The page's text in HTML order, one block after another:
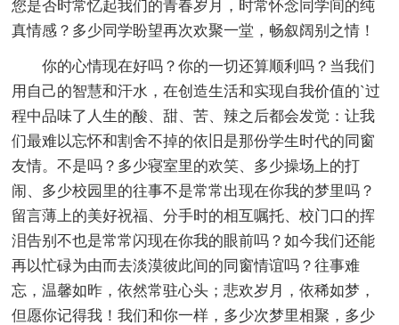
您是否时常忆起我们的青春岁月，时常怀念同学间的纯
真情感？多少同学盼望再次欢聚一堂，畅叙阔别之情！
你的心情现在好吗？你的一切还算顺利吗？当我们
用自己的智慧和汗水，在创造生活和实现自我价值的`过
程中品味了人生的酸、甜、苦、辣之后都会发觉：让我
们最难以忘怀和割舍不掉的依旧是那份学生时代的同窗
友情。不是吗？多少寝室里的欢笑、多少操场上的打
闹、多少校园里的往事不是常常出现在你我的梦里吗？
留言薄上的美好祝福、分手时的相互嘱托、校门口的挥
泪告别不也是常常闪现在你我的眼前吗？如今我们还能
再以忙碌为由而去淡漠彼此间的同窗情谊吗？往事难
忘，温馨如昨，依然常驻心头；悲欢岁月，依稀如梦，
但愿你记得我！我们和你一样，多少次梦里相聚，多少